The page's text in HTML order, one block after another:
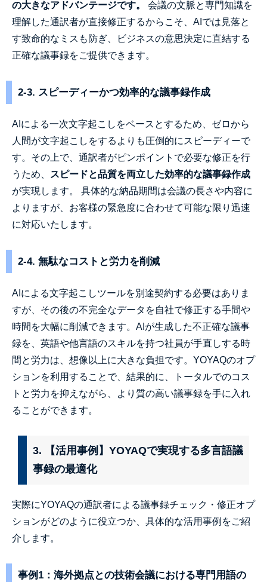
の大きなアドバンテージです。
会議の文脈と専門知識を
理解した通訳者が直接修正するからこそ、AIでは見落と
す致命的なミスも防ぎ、ビジネスの意思決定に直結する
正確な議事録をご提供できます。
2-3. スピーディーかつ効率的な議事録作成
AIによる一次文字起こしをベースとするため、ゼロから
人間が文字起こしをするよりも圧倒的にスピーディーで
す。その上で、通訳者がピンポイントで必要な修正を行
うため、
スピードと品質を両立した効率的な議事録作成
が実現します。 具体的な納品期間は会議の長さや内容に
よりますが、お客様の緊急度に合わせて可能な限り迅速
に対応いたします。
2-4. 無駄なコストと労力を削減
AIによる文字起こしツールを別途契約する必要はありま
すが、その後の不完全なデータを自社で修正する手間や
時間を大幅に削減できます。AIが生成した不正確な議事
録を、英語や他言語のスキルを持つ社員が手直しする時
間と労力は、想像以上に大きな負担です。YOYAQのオプ
ションを利用することで、結果的に、トータルでのコス
トと労力を抑えながら、より質の高い議事録を手に入れ
ることができます。
3. 【活用事例】YOYAQで実現する多言語議
事録の最適化
実際にYOYAQの通訳者による議事録チェック・修正オプ
ションがどのように役立つか、具体的な活用事例をご紹
介します。
事例1：海外拠点との技術会議における専門用語の